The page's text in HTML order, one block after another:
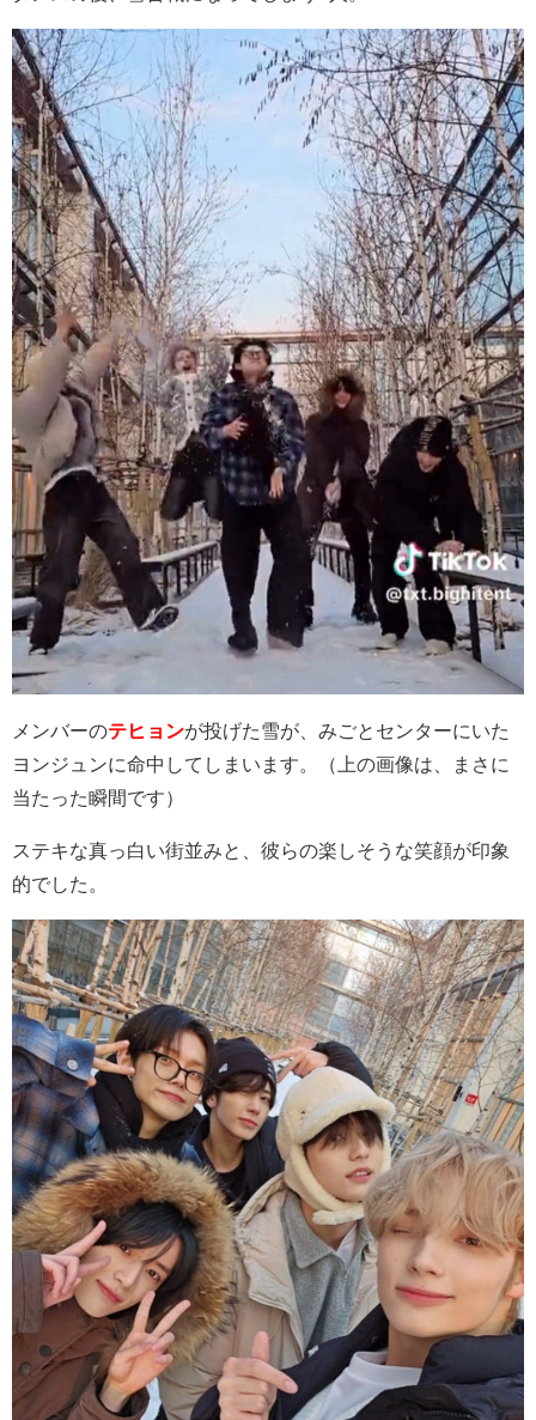
メンバーのテヒョンが投げた雪が、みごとセンターにいた
ヨンジュンに命中してしまいます。（上の画像は、まさに
当たった瞬間です）
ステキな真っ白い街並みと、彼らの楽しそうな笑顔が印象
的でした。